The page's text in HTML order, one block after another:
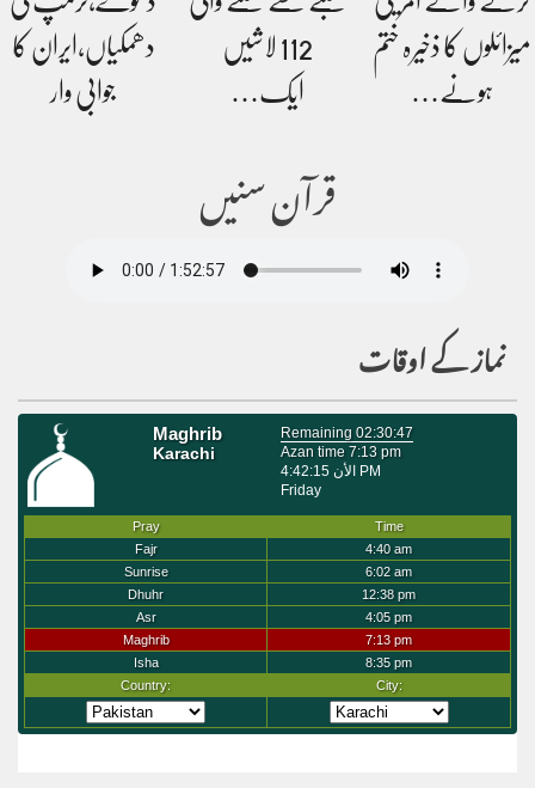
میزائلوں کا ذخیرہ ختم
ہونے…
112 لاشیں
ایک…
دھمکیاں،ایران کا
جوابی وار
قرآن سنیں
نماز کے اوقات